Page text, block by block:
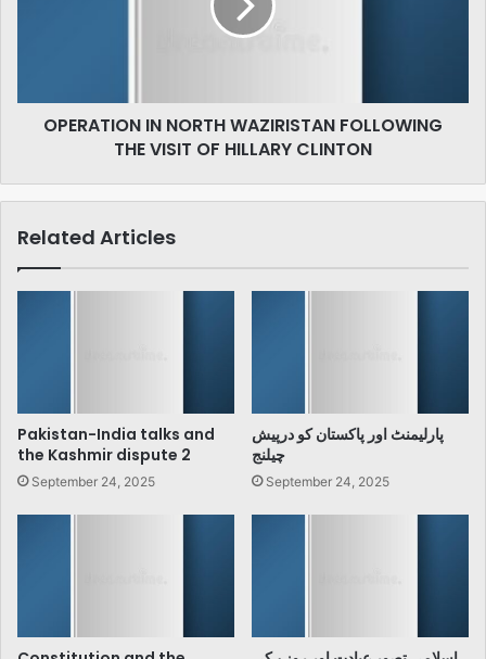
HILLARY
CLINTON
OPERATION IN NORTH WAZIRISTAN FOLLOWING
THE VISIT OF HILLARY CLINTON
Related Articles
Pakistan-India talks and
the Kashmir dispute 2
September 24, 2025
پارلیمنٹ اور پاکستان کو درپیش
چیلنج
September 24, 2025